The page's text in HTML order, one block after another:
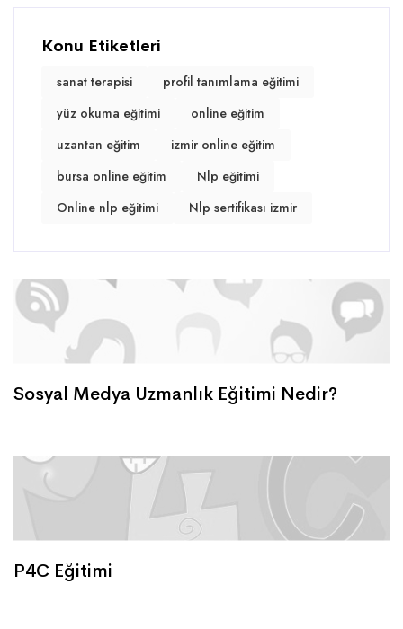
Konu Etiketleri
sanat terapisi
profil tanımlama eğitimi
yüz okuma eğitimi
online eğitim
uzantan eğitim
izmir online eğitim
bursa online eğitim
Nlp eğitimi
Online nlp eğitimi
Nlp sertifikası izmir
Sosyal Medya Uzmanlık Eğitimi Nedir?
P4C Eğitimi